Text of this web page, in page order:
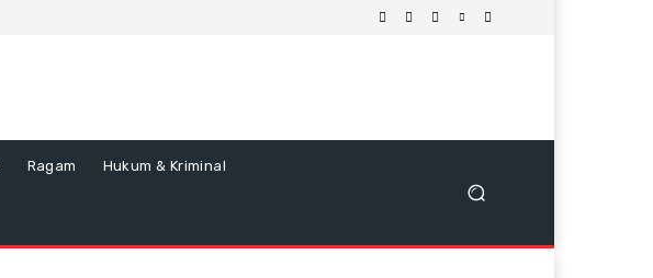
Ragam Hukum & Kriminal